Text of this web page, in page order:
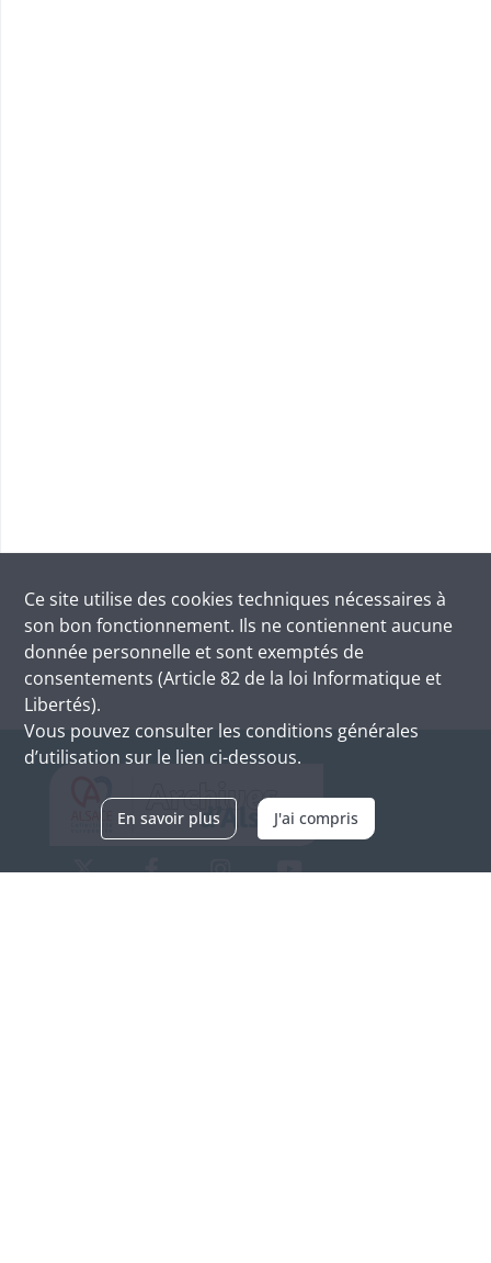
Ce site utilise des cookies techniques nécessaires à
son bon fonctionnement. Ils ne contiennent aucune
donnée personnelle et sont exemptés de
consentements (Article 82 de la loi Informatique et
Libertés).
Vous pouvez consulter les conditions générales
d’utilisation sur le lien ci-dessous.
En savoir plus J'ai compris